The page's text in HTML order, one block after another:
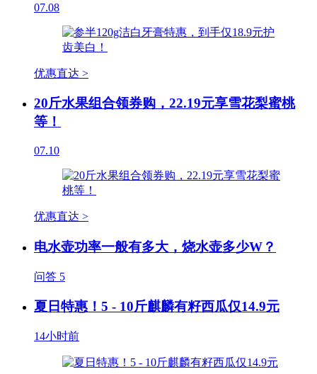
07.08
优惠直达 >
20斤水果组合领券购，22.19元享雪花梨蜜桃
等！
07.10
优惠直达 >
电水壶功率一般有多大，烧水壶多少W？
问答 5
夏日特惠！5 - 10斤麒麟有籽西瓜仅14.9元
14小时前